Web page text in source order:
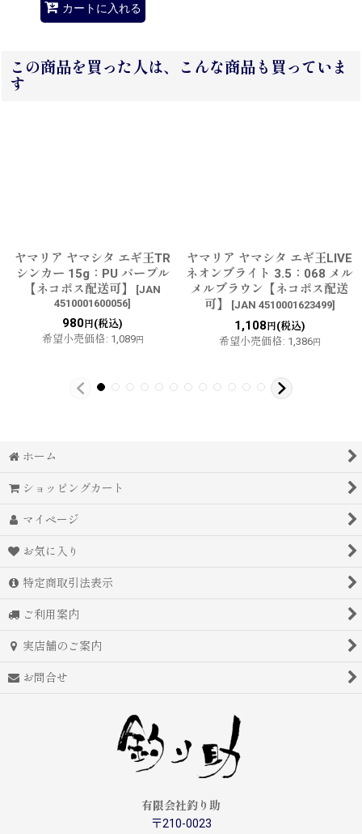
カートに入れる
この商品を買った人は、こんな商品も買っていま
す
ヤマリア ヤマシタ エギ王TR
シンカー 15g：PU パープル
【ネコポス配送可】
[JAN
4510001600056]
980 円(税込)
希望小売価格: 1,089円
ヤマリア ヤマシタ エギ王LIVE
ネオンブライト 3.5：068 メル
メルブラウン【ネコポス配送
可】
[JAN 4510001623499]
1,108 円(税込)
希望小売価格: 1,386円
ホーム
ショッピングカート
マイページ
お気に入り
特定商取引法表示
ご利用案内
実店舗のご案内
お問合せ
有限会社釣り助
〒210-0023